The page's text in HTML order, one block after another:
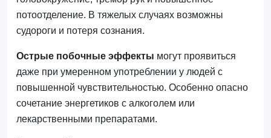
потоотделение. В тяжелых случаях возможны
судороги и потеря сознания.
Острые побочные эффекты могут проявиться
даже при умеренном употреблении у людей с
повышенной чувствительностью. Особенно опасно
сочетание энергетиков с алкоголем или
лекарственными препаратами.